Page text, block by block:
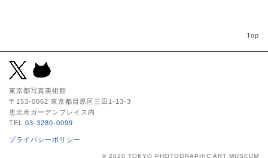
Top
東京都写真美術館
〒153-0062 東京都目黒区三田1-13-3
恵比寿ガーデンプレイス内
TEL 03-3280-0099
プライバシーポリシー
© 2020 TOKYO PHOTOGRAPHIC ART MUSEUM